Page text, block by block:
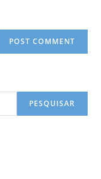
PESQUISAR